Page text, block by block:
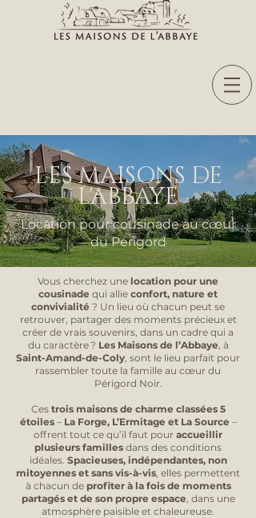
LES MAISONS DE
L'ABBAYE
Location pour cousinade au cœur
du Périgord
Vous cherchez une location pour une
cousinade qui allie confort, nature et
convivialité ? Un lieu où chacun peut se
retrouver, partager des moments précieux et
créer de vrais souvenirs, dans un cadre qui a
du caractère ? Les Maisons de l’Abbaye, à
Saint-Amand-de-Coly, sont le lieu parfait pour
rassembler toute la famille au cœur du
Périgord Noir.
Ces trois maisons de charme classées 5
étoiles – La Forge, L’Ermitage et La Source –
offrent tout ce qu’il faut pour accueillir
plusieurs familles dans des conditions
idéales. Spacieuses, indépendantes, non
mitoyennes et sans vis-à-vis, elles permettent
à chacun de profiter à la fois de moments
partagés et de son propre espace, dans une
atmosphère paisible et chaleureuse.